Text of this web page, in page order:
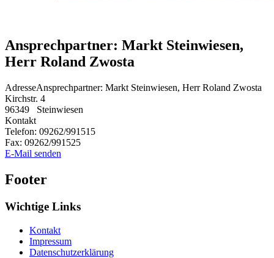
Ansprechpartner: Markt Steinwiesen,
Herr Roland Zwosta
AdresseAnsprechpartner: Markt Steinwiesen, Herr Roland Zwosta
Kirchstr. 4
96349
Steinwiesen
Kontakt
Telefon: 09262/991515
Fax: 09262/991525
E-Mail senden
Footer
Wichtige Links
Kontakt
Impressum
Datenschutzerklärung